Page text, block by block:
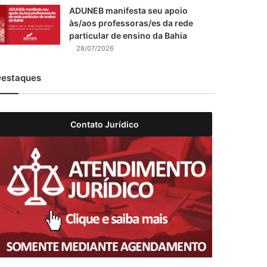
ADUNEB manifesta seu apoio
às/aos professoras/es da rede
particular de ensino da Bahia
28/07/2026
Contato Jurídico